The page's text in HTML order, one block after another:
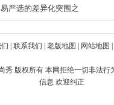
严选的差异化突围之
联系我们 老版地图 网站地图
秀 版权所有 本网拒绝一切非法行
信息 欢迎纠正